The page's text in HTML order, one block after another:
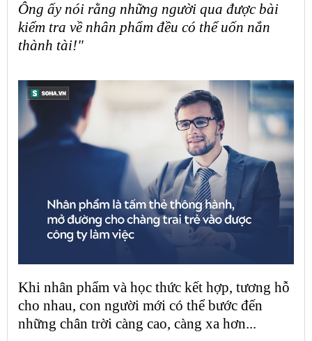
Ông ấy nói rằng những người qua được bài
kiểm tra vềnhân phẩm đều có thể uốn nắn
thành tài!"
Khi nhân phẩm và học thức kết hợp, tương hỗ
cho nhau, con người mới có thể bước đến
những chân trời càng cao, càng xa hơn...